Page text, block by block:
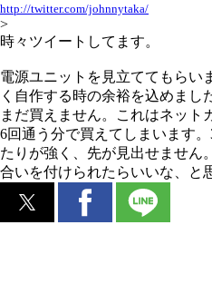
http://twitter.com/johnnytaka/
>
時々ツイートしてます。
電源ユニットを見立ててもらい
く自作する時の余裕を込めまし
まだ買えません。これはネット
6回通う分で買えてしまいます
たりが強く、先が見出せません
合いを付けられたらいいな、と